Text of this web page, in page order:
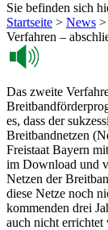
Sie befinden sich
Startseite > News >
Verfahren –
Das zweite
es, dass der
Breitbandnetzen
Freistaat Bayern
im Download und
Netzen der
diese Netze noch
kommenden drei
auch nicht